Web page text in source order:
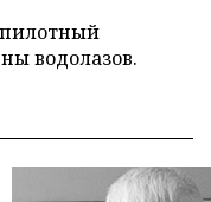
водолазов.